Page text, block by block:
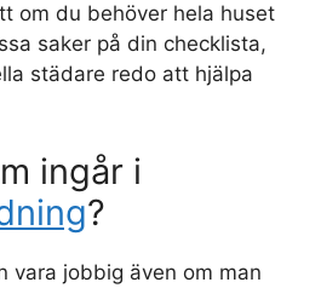
om du behöver hela huset
saker på din checklista,
städare redo att hjälpa
ingår i
?
vara jobbig även om man